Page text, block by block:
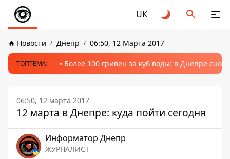
UK
Новости Днепр 06:50, 12 Марта 2017
ТОПТЕМА: Более 100 гривен за куб воды: в Днепре
06:50, 12 марта 2017
12 марта в Днепре: куда пойти сегодня
Информатор Днепр
ЖУРНАЛИСТ